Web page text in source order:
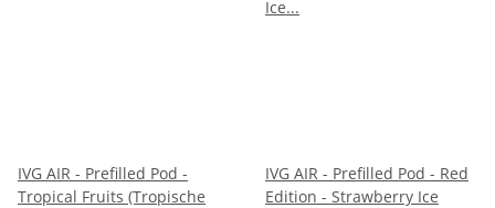
IVG AIR - Prefilled Pod -
Tropical Fruits (Tropische
IVG AIR - Prefilled Pod - Red
Edition - Strawberry Ice